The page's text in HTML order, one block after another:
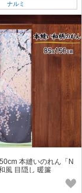
ナルミ
本縫いのれん「N
風 目隠し 暖簾